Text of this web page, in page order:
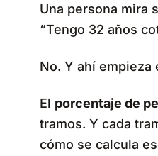
Una persona mira
“Tengo 32 años
No. Y ahí empieza
El porcentaje de
tramos. Y cada
cómo se calcula